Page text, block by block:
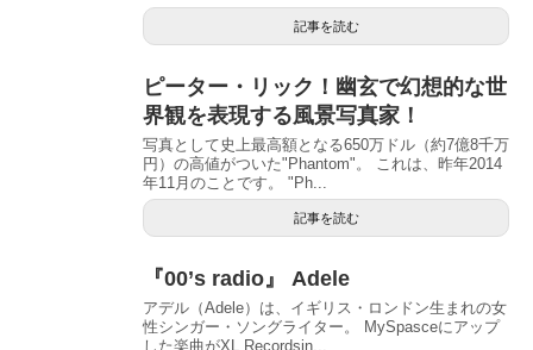
記事を読む
ピーター・リック！幽玄で幻想的な世
界観を表現する風景写真家！
写真として史上最高額となる650万ドル（約7億8千万
円）の高値がついた"Phantom"。 これは、昨年2014
年11月のことです。 "Ph...
記事を読む
『00’s radio』 Adele
アデル（Adele）は、イギリス・ロンドン生まれの女
性シンガー・ソングライター。 MySpasceにアップ
した楽曲がXL Recordsin...